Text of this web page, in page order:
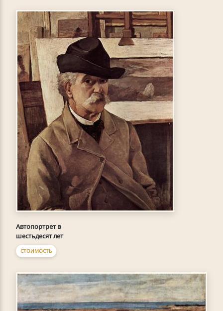
Автопортрет в
шестьдесят лет
СТОИМОСТЬ